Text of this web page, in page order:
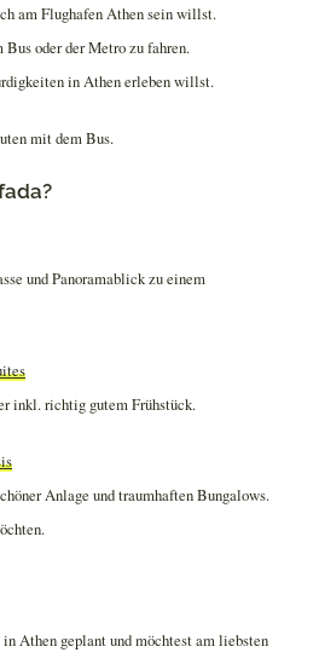
am Flughafen Athen sein willst.
oder der Metro zu fahren.
in Athen erleben willst.
mit dem Bus.
und Panoramablick zu einem
inkl. richtig gutem Frühstück.
Anlage und traumhaften Bungalows.
Athen geplant und möchtest am liebsten